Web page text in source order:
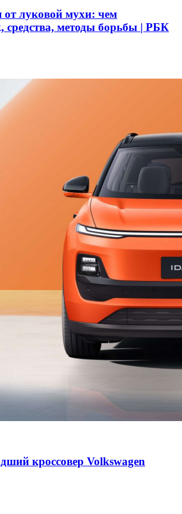
от луковой мухи: чем
средства, методы борьбы | РБК
кроссовер Volkswagen